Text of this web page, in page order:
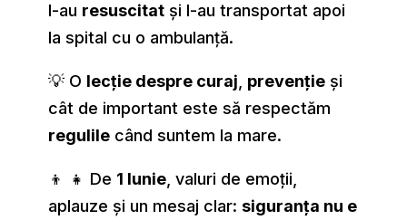
l-au resuscitatși l-au transportat apoi
la spital cu o ambulanță.
💡 O lecție despre curaj prevențieși
cât de important este să respectăm
regulilecând suntem la mare.
👦 👧 De 1 Iunie, valuri de emoții,
aplauze și un mesaj clar: siguranța nu e